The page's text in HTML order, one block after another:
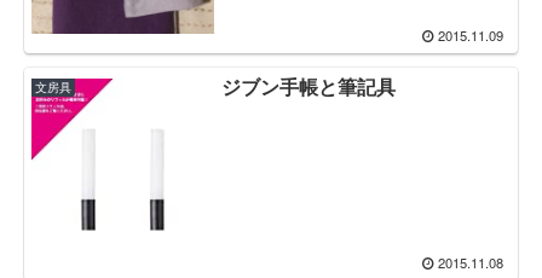
2015.11.09
文房具 ジブン手帳と筆記具
2015.11.08